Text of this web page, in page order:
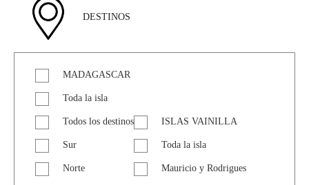
DESTINOS
MADAGASCAR
Toda la isla
Todos los destinos
Sur
Norte
ISLAS VAINILLA
Toda la isla
Mauricio y Rodrigues